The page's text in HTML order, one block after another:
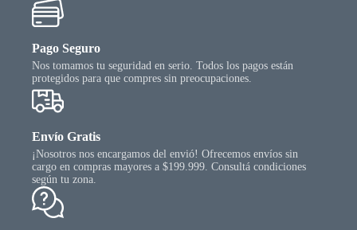
Pago Seguro
Nos tomamos tu seguridad en serio. Todos los pagos están
protegidos para que compres sin preocupaciones.
Envío Gratis
¡Nosotros nos encargamos del envió! Ofrecemos envíos sin
cargo en compras mayores a $199.999. Consultá condiciones
según tu zona.